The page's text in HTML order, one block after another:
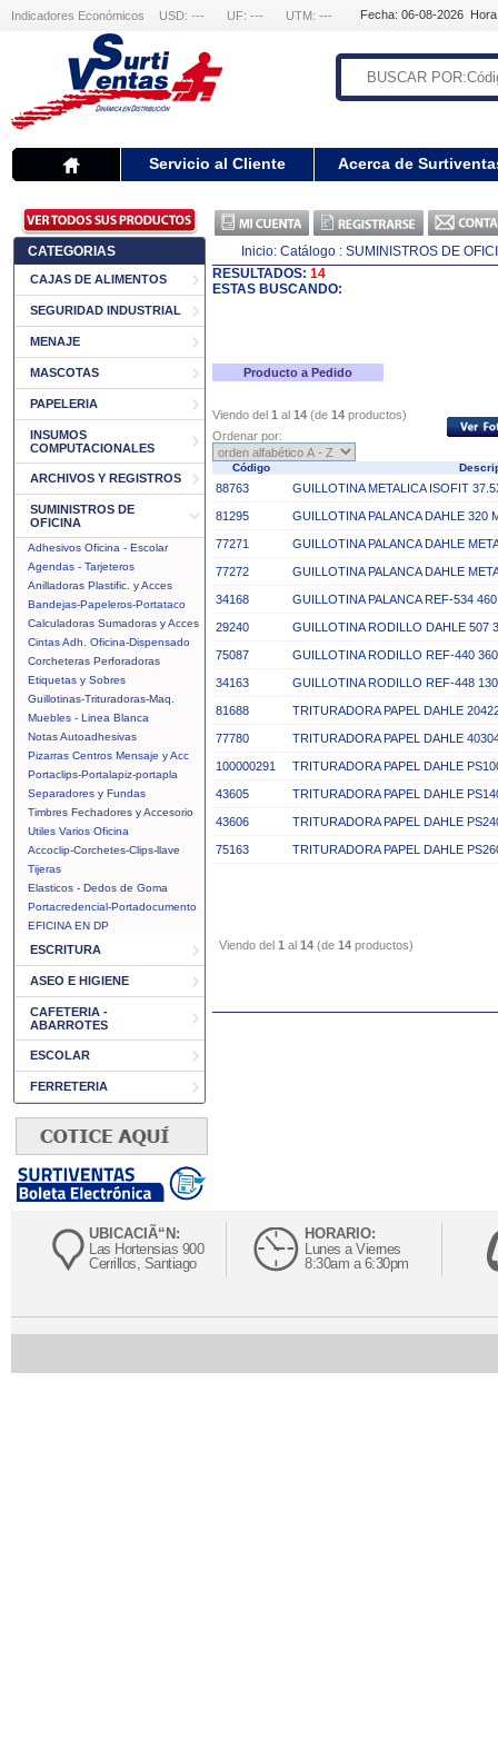
Indicadores Económicos USD: --- UF: --- UTM: --- Fecha: 06-08-2026
Servicio al Cliente Acerca de
CATEGORIAS
CAJAS DE ALIMENTOS
SEGURIDAD INDUSTRIAL
MENAJE
MASCOTAS
PAPELERIA
INSUMOS
COMPUTACIONALES
ARCHIVOS Y REGISTROS
SUMINISTROS DE
OFICINA
Adhesivos Oficina - Escolar
Agendas - Tarjeteros
Anilladoras Plastific. y Acces
Bandejas-Papeleros-Portataco
Calculadoras Sumadoras y Acces
Cintas Adh. Oficina-Dispensado
Corcheteras Perforadoras
Etiquetas y Sobres
Guillotinas-Trituradoras-Maq.
Muebles - Linea Blanca
Notas Autoadhesivas
Pizarras Centros Mensaje y Acc
Portaclips-Portalapiz-portapla
Separadores y Fundas
Timbres Fechadores y Accesorio
Utiles Varios Oficina
Accoclip-Corchetes-Clips-llave
Tijeras
Elasticos - Dedos de Goma
Portacredencial-Portadocumento
EFICINA EN DP
ESCRITURA
ASEO E HIGIENE
CAFETERIA -
ABARROTES
ESCOLAR
FERRETERIA
Inicio: Catálogo : SUMINISTROS DE
RESULTADOS: 14
ESTAS BUSCANDO:
Producto a Pedido
Viendo del 1 al 14 (de 14 productos)
Ordenar por:
Código
88763 GUILLOTINA METALICA ISOFIT
81295 GUILLOTINA PALANCA DAHLE 320
77271 GUILLOTINA PALANCA DAHLE
77272 GUILLOTINA PALANCA DAHLE
34168 GUILLOTINA PALANCA REF-534
29240 GUILLOTINA RODILLO DAHLE 507
75087 GUILLOTINA RODILLO REF-440
34163 GUILLOTINA RODILLO REF-448
81688 TRITURADORA PAPEL DAHLE
77780 TRITURADORA PAPEL DAHLE
100000291 TRITURADORA PAPEL DAHLE
43605 TRITURADORA PAPEL DAHLE
43606 TRITURADORA PAPEL DAHLE
75163 TRITURADORA PAPEL DAHLE
Viendo del 1 al 14 (de 14 productos)
UBICACIÃ“N:
Las Hortensias 900
Cerrillos, Santiago
HORARIO:
Lunes a Viernes
8:30am a 6:30pm